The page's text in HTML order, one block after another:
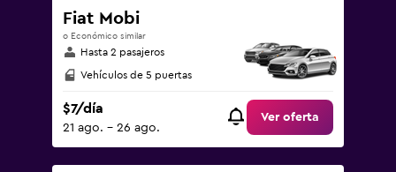
Fiat Mobi
o Económico similar
Hasta 2 pasajeros
Vehículos de 5 puertas
$7/día
21 ago. - 26 ago.
Ver oferta